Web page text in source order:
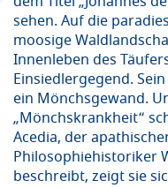
sehen. Auf die
moosige
Innenleben des
Einsiedlergegend.
ein Mönchsgewand.
„Mönchskrankheit“
Acedia, der
Philosophiehistoriker
beschreibt, zeigt sie